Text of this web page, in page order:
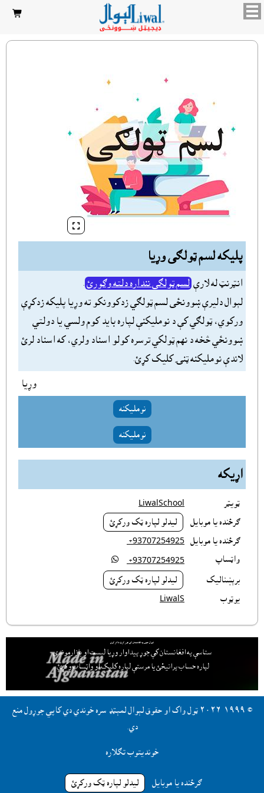


پليکه لسم ټولګى وړيا
انټرنټ له لارې لسم ټولګى ننداره دلته وګورئ .
لېوال دليرې ښوونځى لسم ټولګي زدکوونکو ته وړيا پليکه زدکړې
ورکوي، ټولګي کې د نومليکنې لپاره بايد کوم ولسي يا دولتي
ښوونځي څخه د نهم ټولکي ترسره کولو اسناد ولري، که اسناد لرئ
لاندې نومليکنه ټنۍ کليک کړئ.
وړيا
نومليکنه
نومليکنه
اړيکه
ټويټر LiwalSchool
ګرځنده يا موبايل ليدلو لپاره ټک ورکړئ
ګرځنده يا موبايل ‎ +93707254925
واټساپ ‎ +93707254925

برېښناليک ليدلو لپاره ټک ورکړئ
يوټوب LiwalS
لېوال هټۍ په افغانستان کې جوړ کړئ ملاتړ کوي
ستاسې په افغانستان کې جوړ پيداوار وړيا ليست او بازارموندې
لپاره حساب پرانيځئ يا مرستې لپاره کليک او واټساپ وکړئ.
© ١٩٩٩-٢٠٢٦ ټول واک او حقوق لېوال لمېټډ سره خوندي دي کاپي جوړول منع
دي.
خونديتوب تګلاره
ګرځنده يا موبايل ليدلو لپاره ټک ورکړئ